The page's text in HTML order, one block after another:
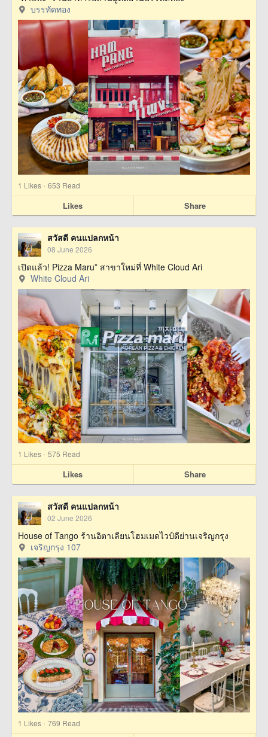
บรรทัดทอง
1 Likes · 653 Read
Likes Share
สวัสดี คนแปลกหน้า
08 June 2026
เปิดแล้ว! Pizza Maru” สาขาใหม่ที่ White Cloud Ari
White Cloud Ari
1 Likes · 575 Read
Likes Share
สวัสดี คนแปลกหน้า
02 June 2026
House of Tango ร้านอิตาเลียนโฮมเมดไวป์ดีย่านเจริญกรุง
เจริญกรุง 107
1 Likes · 769 Read